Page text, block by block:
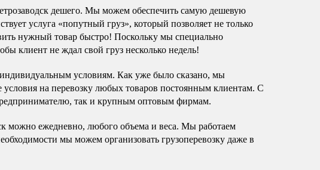
дешего. Мы можем обеспечить самую дешевую
услуга «попутный груз», который позволяет не только
нужный товар быстро! Поскольку мы специально
клиент не ждал свой груз несколько недель!
условиям. Как уже было сказано, мы
на перевозку любых товаров постоянным клиентам. С
так и крупным оптовым фирмам.
можно ежедневно, любого объема и веса. Мы работаем
мы можем организовать грузоперевозку даже в